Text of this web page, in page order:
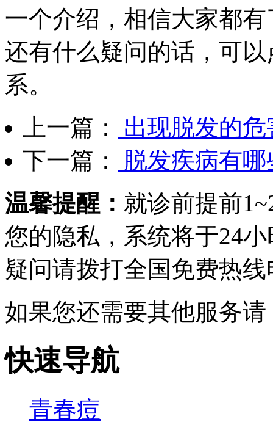
一个介绍，相信大家都
还有什么疑问的话，可
系。
上一篇：
出现脱发的
下一篇：
脱发疾病有
温馨提醒： 就诊前提前
您的隐私，系统将于24
疑问请拨打全国免费热线
如果您还需要其他服务
快速导航
青春痘